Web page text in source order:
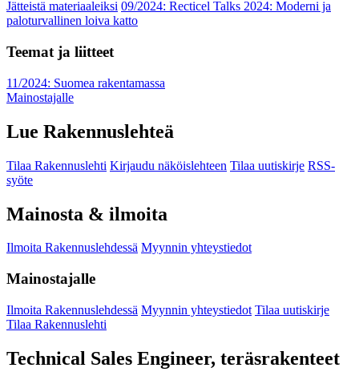
Jätteistä materiaaleiksi 09/2024: Recticel Talks 2024: Moderni ja
paloturvallinen loiva katto
Teemat ja liitteet
11/2024: Suomea rakentamassa
Mainostajalle
Lue Rakennuslehteä
Tilaa Rakennuslehti Kirjaudu näköislehteen Tilaa uutiskirje RSS-
syöte
Mainosta & ilmoita
Ilmoita Rakennuslehdessä Myynnin yhteystiedot
Mainostajalle
Ilmoita Rakennuslehdessä Myynnin yhteystiedot Tilaa uutiskirje
Tilaa Rakennuslehti
Technical Sales Engineer, teräsrakenteet